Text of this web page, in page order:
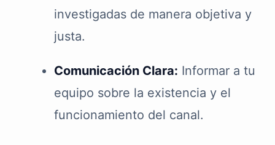
investigadas de manera objetiva y
justa.
Comunicación Clara: Informar a tu
equipo sobre la existencia y el
funcionamiento del canal.